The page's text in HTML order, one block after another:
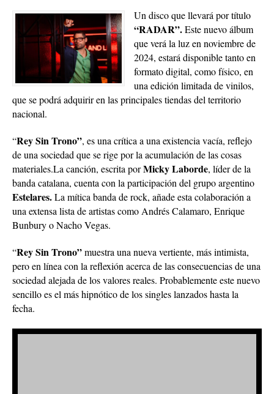
Un disco que llevará por título
“RADAR”.Este nuevo álbum
que verá la luz en noviembre de
2024, estará disponible tanto en
formato digital, como físico, en
una edición limitada de vinilos,
que se podrá adquirir en las principales tiendas del territorio
nacional.
“Rey Sin Trono”, es una crítica a una existencia vacía, reflejo
de una sociedad que se rige por la acumulación de las cosas
materiales.La canción, escrita porMicky Laborde, líder de la
banda catalana, cuenta con la participación del grupo argentino
Estelares.La mítica banda de rock, añade esta colaboración a
una extensa lista de artistas como Andrés Calamaro, Enrique
Bunbury o Nacho Vegas.
“Rey Sin Trono”muestra una nueva vertiente, más intimista,
pero en línea con la reflexión acerca de las consecuencias de una
sociedad alejada de los valores reales. Probablemente este nuevo
sencillo es el más hipnótico de los singles lanzados hasta la
fecha.